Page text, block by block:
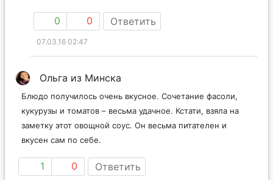
0 0 Ответить
07.03.16 02:47
Ольга из Минска
Блюдо получилось очень вкусное. Сочетание фасоли,
кукурузы и томатов – весьма удачное. Кстати, взяла на
заметку этот овощной соус. Он весьма питателен и
вкусен сам по себе.
1 0 Ответить